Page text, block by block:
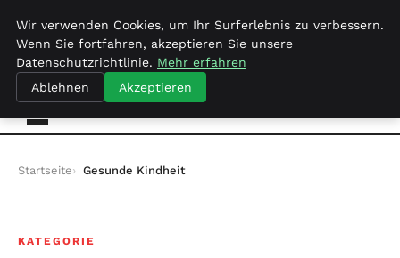
Freiraumkind.de
Startseite Gesunde Kindheit
KATEGORIE
Wir verwenden Cookies, um Ihr Surferlebnis zu verbessern.
Wenn Sie fortfahren, akzeptieren Sie unsere
Datenschutzrichtlinie. Mehr erfahren
Ablehnen
Akzeptieren